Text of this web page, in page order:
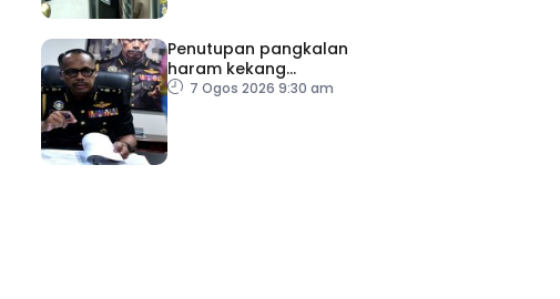
Penutupan pangkalan
haram kekang
penyeludupan di Kelantan
7 Ogos 2026 9:30 am